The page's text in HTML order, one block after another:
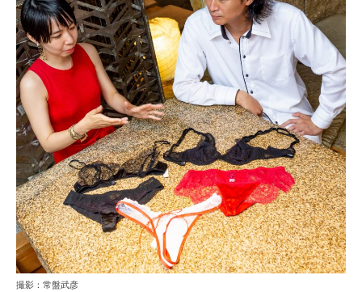
撮影：常盤武彦